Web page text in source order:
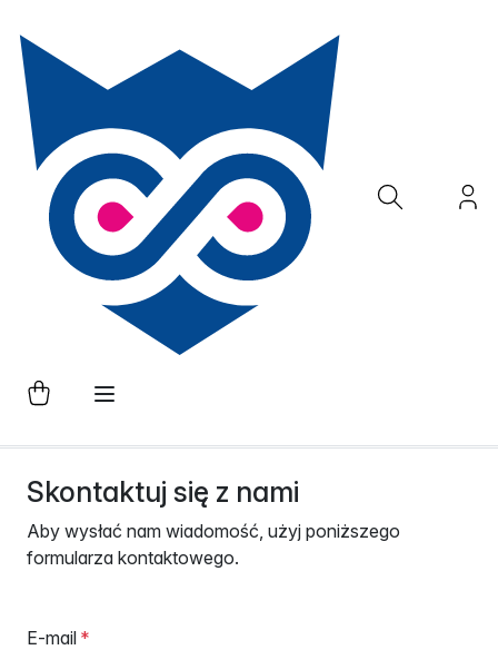
Skontaktuj się z nami
Aby wysłać nam wiadomość, użyj poniższego
formularza kontaktowego.
E-mail